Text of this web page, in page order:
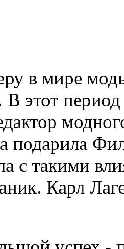
в мире
этот
подарила
с такими
Карл